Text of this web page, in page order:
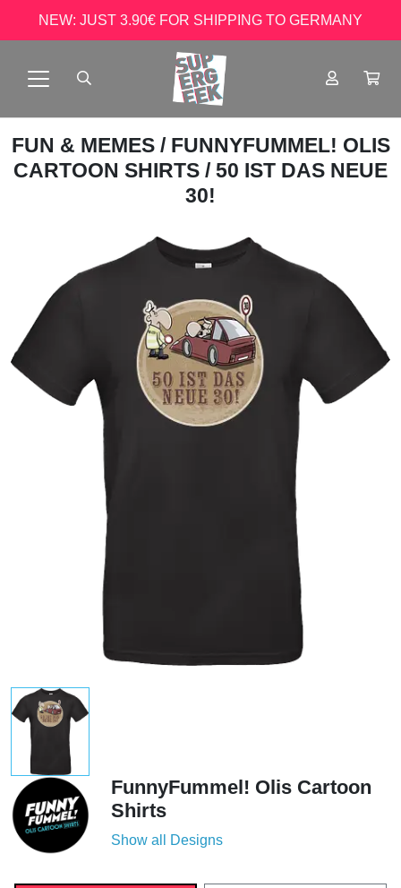
NEW: JUST 3.90€ FOR SHIPPING TO GERMANY
FUN & MEMES / FUNNYFUMMEL! OLIS
CARTOON SHIRTS / 50 IST DAS NEUE
30!
FunnyFummel! Olis Cartoon
Shirts
Show all Designs